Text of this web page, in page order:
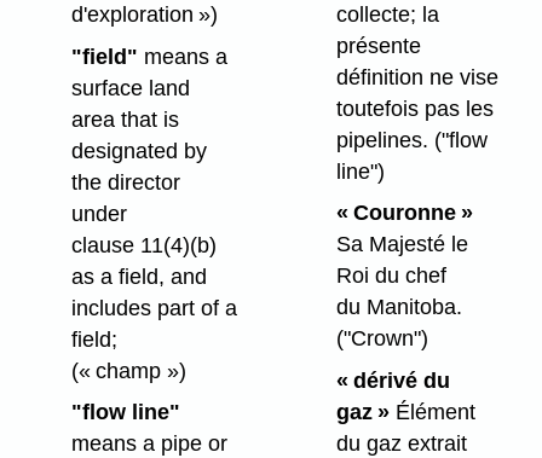
d'exploration »)
"field" means a
surface land
area that is
designated by
the director
under
clause 11(4)⁠(b)
as a field, and
includes part of a
field;
(« champ »)
"flow line"
means a pipe or
collecte; la
présente
définition ne vise
toutefois pas les
pipelines. ("flow
line")
« Couronne »
Sa Majesté le
Roi du chef
du Manitoba.
("Crown")
« dérivé du
gaz »Élément
du gaz extrait